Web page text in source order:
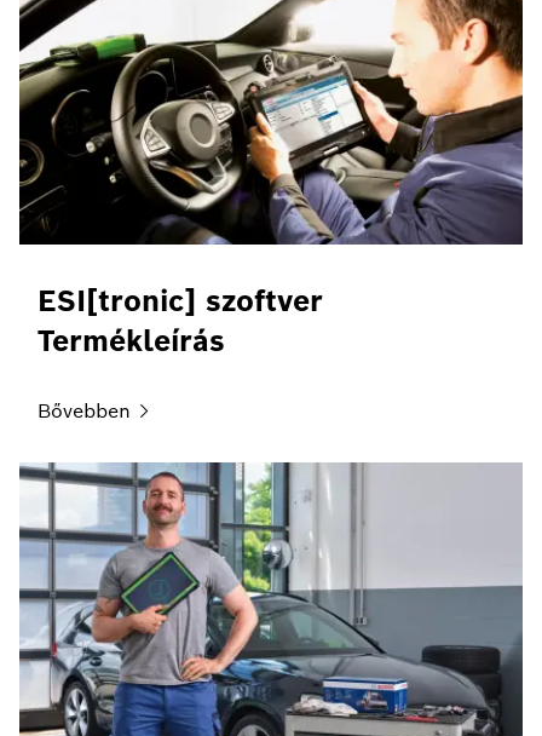
ESI[tronic] szoftver
Termékleírás
Bővebben